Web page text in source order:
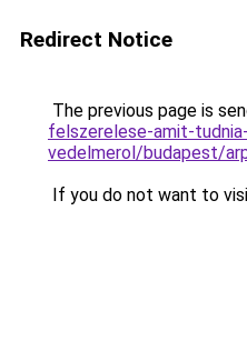
Redirect Notice
The previous page is
felszerelese-amit-
vedelmerol/budapest/
If you do not want to